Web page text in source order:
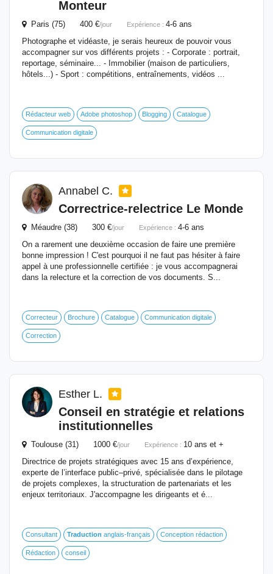
Monteur
Paris (75) 400 €/jour Expérience : 4-6 ans
Photographe et vidéaste, je serais heureux de pouvoir vous
accompagner sur vos différents projets : - Corporate : portrait,
reportage, séminaire... - Immobilier (maison de particuliers,
hôtels...) - Sport : compétitions, entraînements, vidéos ...
Rédacteur web Adobe photoshop Blogging Catalogue
Communication digitale
Annabel C.
Correctrice-relectrice Le Monde
Méaudre (38) 300 €/jour Expérience : 4-6 ans
On a rarement une deuxième occasion de faire une première
bonne impression ! C'est pourquoi il ne faut pas hésiter à faire
appel à une professionnelle certifiée : je vous accompagnerai
dans la relecture et la correction de vos documents. S...
Correcteur Brochure Catalogue Communication digitale
Correction
Esther L.
Conseil en stratégie et relations
institutionnelles
Toulouse (31) 1000 €/jour Expérience : 10 ans et +
Directrice de projets stratégiques avec 15 ans d’expérience,
experte de l’interface public–privé, spécialisée dans le pilotage
de projets complexes, la structuration de partenariats et les
enjeux territoriaux. J'accompagne les dirigeants et é...
Consultant Traduction anglais-français Conception rédaction
Rédaction conseil